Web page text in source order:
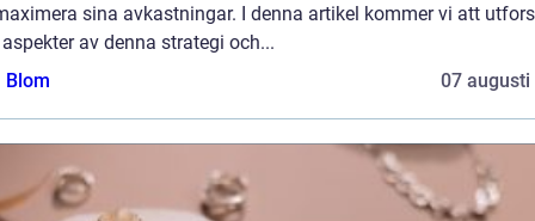
sina avkastningar. I denna artikel kommer vi att
av denna strategi och...
Blom
07 augusti